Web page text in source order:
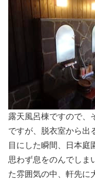
露天風呂棟ですので、
ですが、脱衣室から出
目にした瞬間、日本庭
思わず息をのんでしま
た雰囲気の中、軒先に